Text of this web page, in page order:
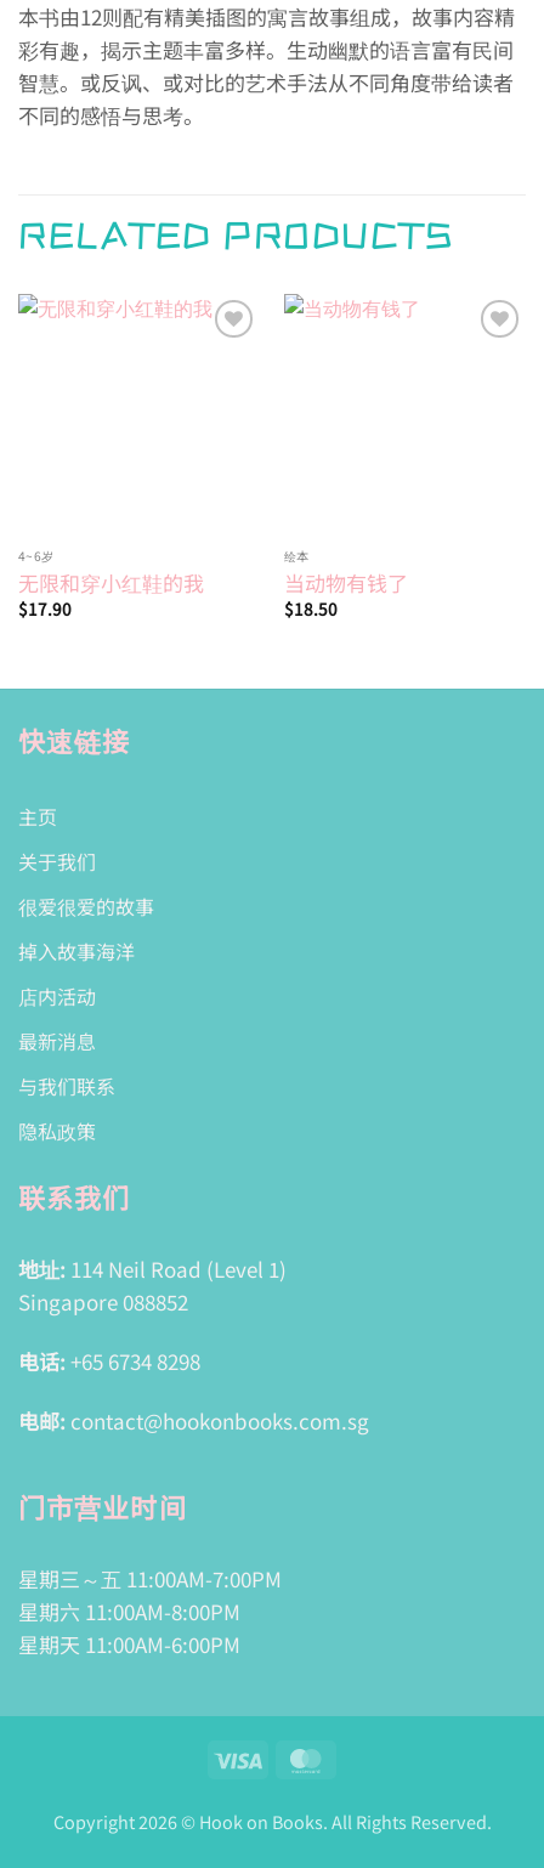
本书由12则配有精美插图的寓言故事组成，故事内容精
彩有趣，揭示主题丰富多样。生动幽默的语言富有民间
智慧。或反讽、或对比的艺术手法从不同角度带给读者
不同的感悟与思考。
RELATED PRODUCTS
4~6岁
无限和穿小红鞋的我
$17.90
绘本
当动物有钱了
$18.50
快速链接
主页
关于我们
很爱很爱的故事
掉入故事海洋
店内活动
最新消息
与我们联系
隐私政策
联系我们
地址: 114 Neil Road (Level 1)
Singapore 088852
电话: +65 6734 8298
电邮: contact@hookonbooks.com.sg
门市营业时间
星期三～五 11:00AM-7:00PM
星期六 11:00AM-8:00PM
星期天 11:00AM-6:00PM
Visa
Copyright 2026 © Hook on Books. All Rights Reserved.